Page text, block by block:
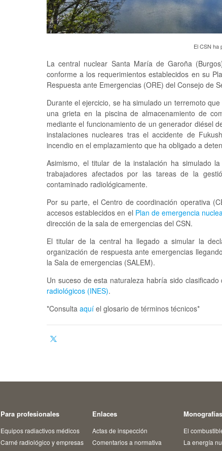
El CSN ha
La central nuclear Santa María de Garoña
conforme a los requerimientos establecidos en su
Respuesta ante Emergencias (ORE) del Consejo de
Durante el ejercicio, se ha simulado un terremoto
una grieta en la piscina de almacenamiento de
mediante el funcionamiento de un generador diésel
instalaciones nucleares tras el accidente de
incendio en el emplazamiento que ha obligado a
Asimismo, el titular de la instalación ha simulado
trabajadores afectados por las tareas de la
contaminado radiológicamente.
Por su parte, el Centro de coordinación operativa
accesos establecidos en el Plan de emergencia
dirección de la sala de emergencias del CSN.
El titular de la central ha llegado a simular la
organización de respuesta ante emergencias
la Sala de emergencias (SALEM).
Un suceso de esta naturaleza habría sido
radiológicos (INES).
*Consulta aquí el glosario de términos técnicos*
Para profesionales
Equipos radiactivos médicos
Carné radiológico y empresas
Enlaces
Actas de inspección
Comentarios a normativa
Monografías
El
La energía